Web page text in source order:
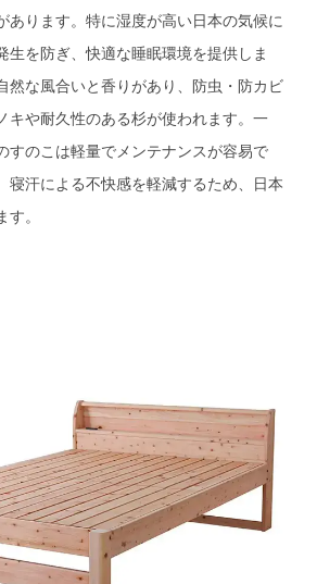
あります。特に湿度が高い日本の気候に
生を防ぎ、快適な睡眠環境を提供しま
然な風合いと香りがあり、防虫・防カビ
キや耐久性のある杉が使われます。一
すのこは軽量でメンテナンスが容易で
寝汗による不快感を軽減するため、日本
。